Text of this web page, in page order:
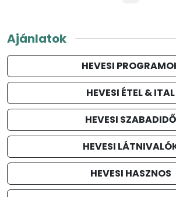
Ajánlatok
HEVESI
HEVESI ÉTEL & ITAL
HEVESI SZABADIDŐ
HEVESI
HEVESI HASZNOS